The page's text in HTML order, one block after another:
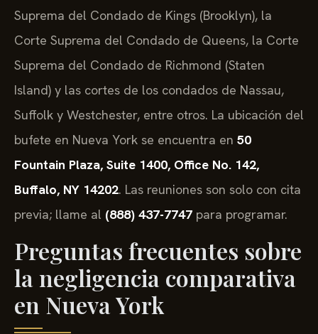
Suprema del Condado de Kings (Brooklyn), la
Corte Suprema del Condado de Queens, la Corte
Suprema del Condado de Richmond (Staten
Island) y las cortes de los condados de Nassau,
Suffolk y Westchester, entre otros. La ubicación del
bufete en Nueva York se encuentra en 50
Fountain Plaza, Suite 1400, Office No. 142,
Buffalo, NY 14202. Las reuniones son solo con cita
previa; llame al (888) 437-7747 para programar.
Preguntas frecuentes sobre
la negligencia comparativa
en Nueva York